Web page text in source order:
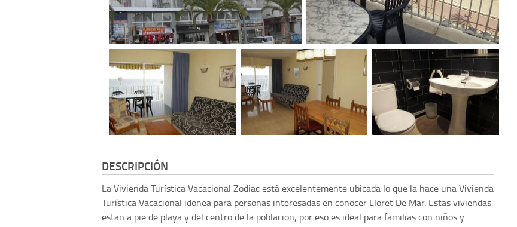
DESCRIPCIÓN
La Vivienda Turística Vacacional Zodiac está excelentemente ubicada lo que la hace una Vivienda
Turística Vacacional idonea para personas interesadas en conocer Lloret De Mar. Estas viviendas
estan a pie de playa y del centro de la poblacion, por eso es ideal para familias con niños y